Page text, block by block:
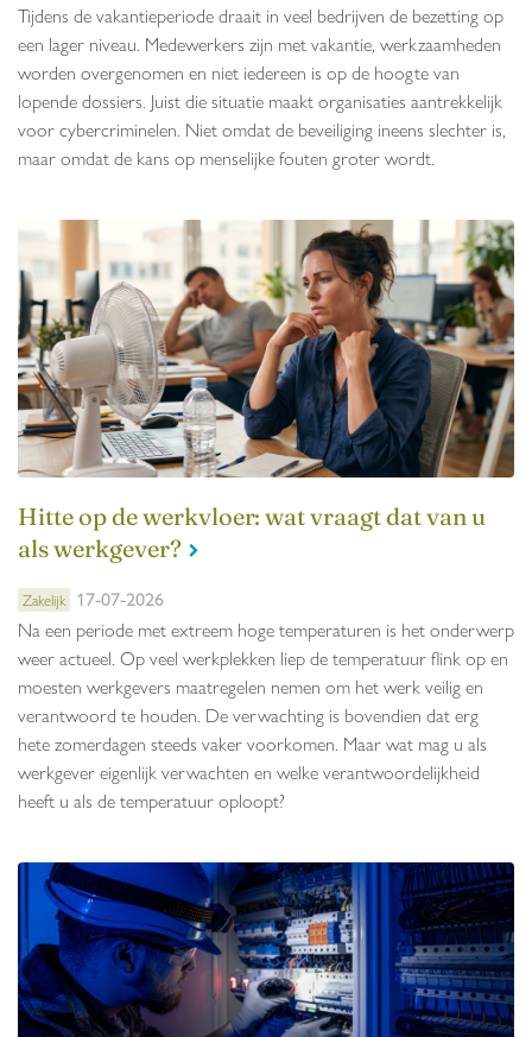
Tijdens de vakantieperiode draait in veel bedrijven de bezetting op
een lager niveau. Medewerkers zijn met vakantie, werkzaamheden
worden overgenomen en niet iedereen is op de hoogte van
lopende dossiers. Juist die situatie maakt organisaties aantrekkelijk
voor cybercriminelen. Niet omdat de beveiliging ineens slechter is,
maar omdat de kans op menselijke fouten groter wordt.
Hitte op de werkvloer: wat vraagt dat van u
als werkgever?
Zakelijk 17-07-2026
Na een periode met extreem hoge temperaturen is het onderwerp
weer actueel. Op veel werkplekken liep de temperatuur flink op en
moesten werkgevers maatregelen nemen om het werk veilig en
verantwoord te houden. De verwachting is bovendien dat erg
hete zomerdagen steeds vaker voorkomen. Maar wat mag u als
werkgever eigenlijk verwachten en welke verantwoordelijkheid
heeft u als de temperatuur oploopt?